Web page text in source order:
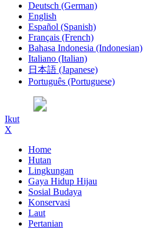
Deutsch (German)
English
Español (Spanish)
Français (French)
Bahasa Indonesia (Indonesian)
Italiano (Italian)
日本語 (Japanese)
Português (Portuguese)
Ikut
X
Home
Hutan
Lingkungan
Gaya Hidup Hijau
Sosial Budaya
Konservasi
Laut
Pertanian